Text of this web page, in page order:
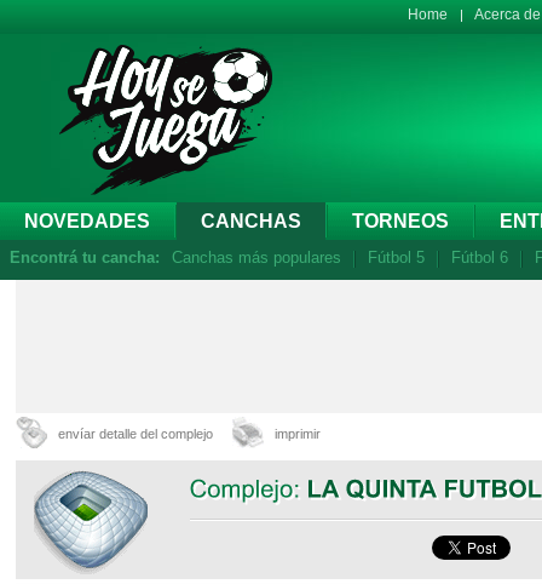
Home Acerca
NOVEDADES CANCHAS TORNEOS
Encontrá tu cancha: Canchas más populares Fútbol 5 Fútbol 6
envíar detalle del complejo imprimir